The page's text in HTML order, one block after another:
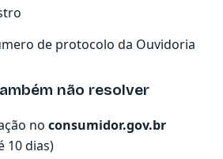
de protocolo da Ouvidoria
não resolver
no consumidor.gov.br
10 dias)